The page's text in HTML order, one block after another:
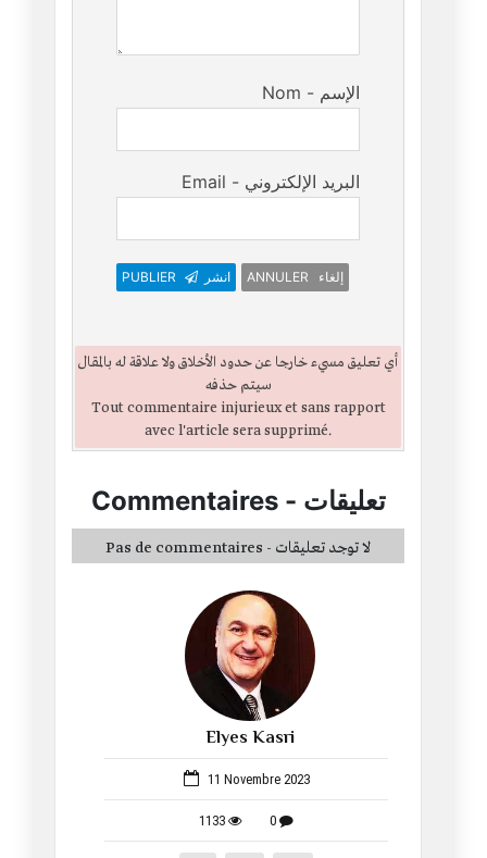
Elyes Kasri
11 Novembre 2023
1133 0
Nom - الإسم
Email - البريد الإلكتروني
PUBLIER انشر ANNULER إلغاء
أي تعليق مسيء خارجا عن حدود الأخلاق ولا علاقة له بالمقال
سيتم حذفه
Tout commentaire injurieux et sans rapport
avec l'article sera supprimé.
Commentaires- تعليقات
Pas de commentaires - لا توجد تعليقات